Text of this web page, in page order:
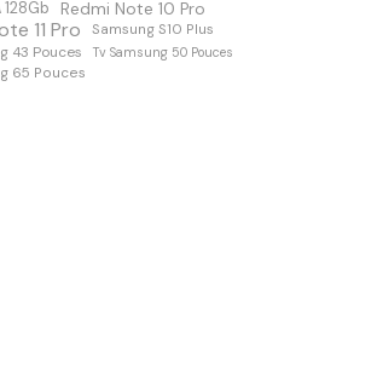
128Gb Redmi Note 10 Pro
11 Pro
Samsung S10 Plus
43 Pouces
Tv Samsung 50 Pouces
65 Pouces